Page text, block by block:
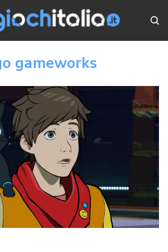
gameworks